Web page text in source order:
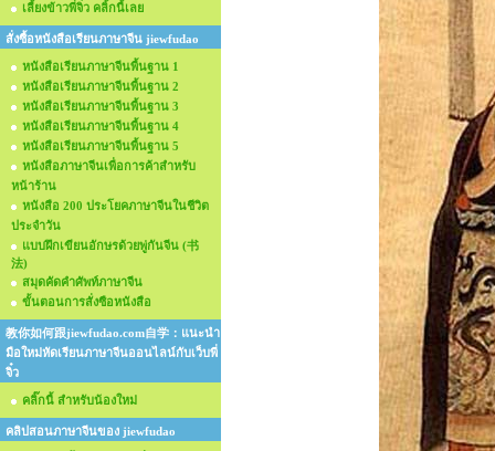
เลี้ยงข้าวพี่จิ๋ว คลิ้กนี้เลย
สั่งซื้อหนังสือเรียนภาษาจีน jiewfudao
หนังสือเรียนภาษาจีนพื้นฐาน 1
หนังสือเรียนภาษาจีนพื้นฐาน 2
หนังสือเรียนภาษาจีนพื้นฐาน 3
หนังสือเรียนภาษาจีนพื้นฐาน 4
หนังสือเรียนภาษาจีนพื้นฐาน 5
หนังสือภาษาจีนเพื่อการค้าสำหรับ
หน้าร้าน
หนังสือ 200 ประโยคภาษาจีนในชีวิต
ประจำวัน
แบบฝึกเขียนอักษรด้วยพู่กันจีน (书
法)
สมุดคัดคำศัพท์ภาษาจีน
ขั้นตอนการสั่งซือหนังสือ
教你如何跟jiewfudao.com自学：แนะนำ
มือใหม่หัดเรียนภาษาจีนออนไลน์กับเว็บพี่
จิ๋ว
คลิ๊กนี้ สำหรับน้องใหม่
คลิปสอนภาษาจีนของ jiewfudao